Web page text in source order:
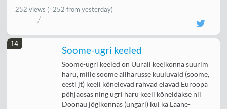
252 views (↑252 from yesterday)
14
Soome-ugri keeled
Soome-ugri keeled on Uurali keelkonna suurim
haru, mille soome allharusse kuuluvaid (soome,
eesti jt) keeli kõnelevad rahvad elavad Euroopa
põhjaosas ning ugri haru keeli kõneldakse nii
Doonau jõgikonnas (ungari) kui ka Lääne-